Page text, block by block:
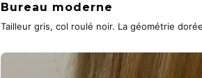
Bureau moderne
Tailleur gris, col roulé noir. La géométrie